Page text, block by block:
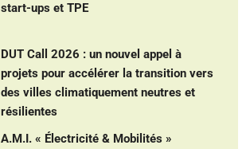
start-ups et TPE
DUT Call 2026 : un nouvel appel à
projets pour accélérer la transition vers
des villes climatiquement neutres et
résilientes
A.M.I. « Électricité & Mobilités »